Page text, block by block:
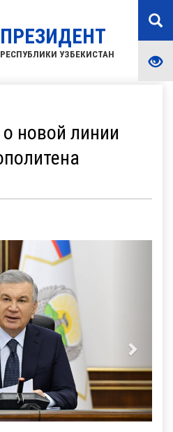
ПРЕЗИДЕНТ
РЕСПУБЛИКИ УЗБЕКИСТАН
новой линии